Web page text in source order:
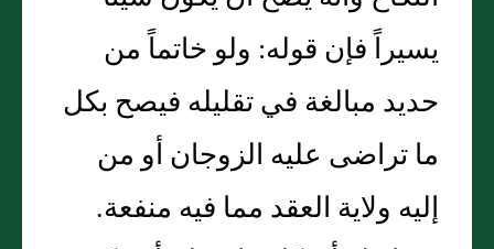
يسيراً فإن قوله: ولو خاتماً من
حديد مبالغة في تقليله فيصح بكل
ما تراضى عليه الزوجان أو من
إليه ولاية العقد مما فيه منفعة.